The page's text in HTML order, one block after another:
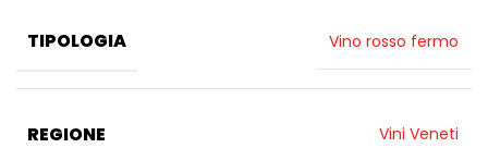
TIPOLOGIA Vino rosso fermo
REGIONE Vini Veneti